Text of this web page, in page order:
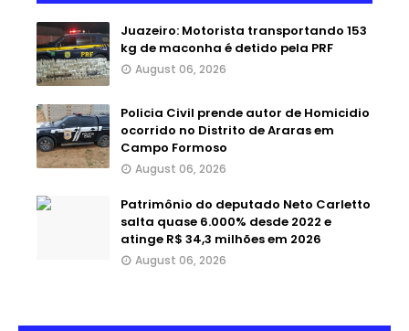
Juazeiro: Motorista transportando 153
kg de maconha é detido pela PRF
August 06, 2026
Policia Civil prende autor de Homicidio
ocorrido no Distrito de Araras em
Campo Formoso
August 06, 2026
Patrimônio do deputado Neto Carletto
salta quase 6.000% desde 2022 e
atinge R$ 34,3 milhões em 2026
August 06, 2026